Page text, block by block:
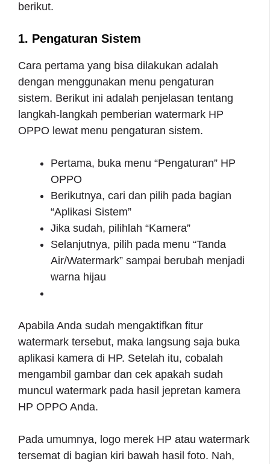
berikut.
1. Pengaturan Sistem
Cara pertama yang bisa dilakukan adalah
dengan menggunakan menu pengaturan
sistem. Berikut ini adalah penjelasan tentang
langkah-langkah pemberian watermark HP
OPPO lewat menu pengaturan sistem.
Pertama, buka menu “Pengaturan” HP
OPPO
Berikutnya, cari dan pilih pada bagian
“Aplikasi Sistem”
Jika sudah, pilihlah “Kamera”
Selanjutnya, pilih pada menu “Tanda
Air/Watermark” sampai berubah menjadi
warna hijau
Apabila Anda sudah mengaktifkan fitur
watermark tersebut, maka langsung saja buka
aplikasi kamera di HP. Setelah itu, cobalah
mengambil gambar dan cek apakah sudah
muncul watermark pada hasil jepretan kamera
HP OPPO Anda.
Pada umumnya, logo merek HP atau watermark
tersemat di bagian kiri bawah hasil foto. Nah,